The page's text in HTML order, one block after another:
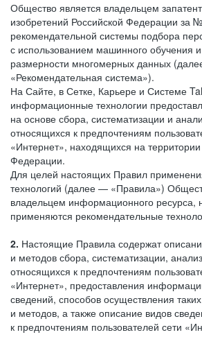
Общество является владельцем
изобретений Российской Федерации за
рекомендательной системы подбора
с использованием машинного обучения
размерности многомерных данных
«Рекомендательная система»).
На Сайте, в Сетке, Карьере и Системе
информационные технологии
на основе сбора, систематизации и
относящихся к предпочтениям
«Интернет», находящихся на территории
Федерации.
Для целей настоящих Правил
технологий (далее — «Правила»)
владельцем информационного ресурса,
применяются рекомендательные
2. Настоящие Правила содержат
и методов сбора, систематизации,
относящихся к предпочтениям
«Интернет», предоставления
сведений, способов осуществления
и методов, а также описание видов
к предпочтениям пользователей сети